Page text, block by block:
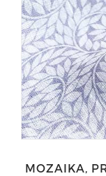
MOZAIKA,